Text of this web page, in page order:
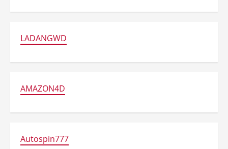
LADANGWD
AMAZON4D
Autospin777